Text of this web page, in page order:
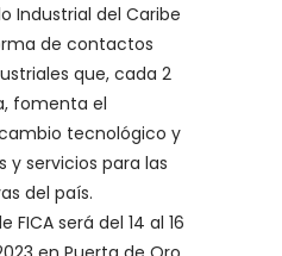
Industrial del Caribe
de contactos
que, cada 2
fomenta el
tecnológico y
y servicios para las
del país.
será del 14 al 16